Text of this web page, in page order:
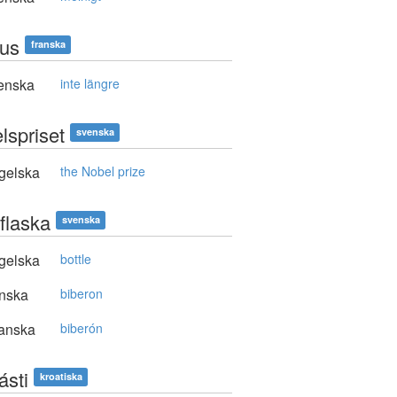
franska
inte längre
svenska
the Nobel prize
svenska
bottle
biberon
biberón
kroatiska